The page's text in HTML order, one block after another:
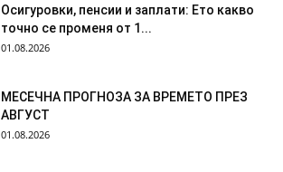
Осигуровки, пенсии и заплати: Ето какво
точно се променя от 1...
01.08.2026
МЕСЕЧНА ПРОГНОЗА ЗА ВРЕМЕТО ПРЕЗ
АВГУСТ
01.08.2026